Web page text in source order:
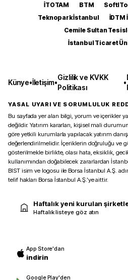
İTOTAM BTM SoftITo
Teknopark İstanbul
İDTM
Cemile Sultan
İstanbul Ticaret
Künye•İletişim•
Gizlilik ve KVKK
Politikası
•
YASAL UYARI VE SORUMLULUK
Bu sayfada yer alan bilgi, yorum ve içerikler
değildir. Yatırım kararları, kişisel mali
göre yetkili kurumlarla yapılacak yatırım
değerlendirilmelidir. İçeriklerin doğruluğu ve
gösterilmekle birlikte, olası hata, eksiklik,
kullanımından doğabilecek zararlardan
BIST isim ve logosu ile Borsa İstanbul A.Ş.
telif hakları Borsa İstanbul A.Ş.’ye aittir.
Haftalık yeni kurulan
Haftalık listeye göz atın
App Store'dan
indirin
Google Play'den